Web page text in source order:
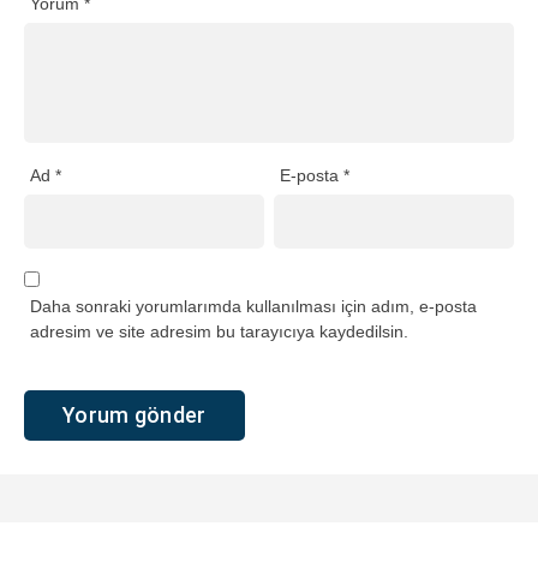
Yorum *
Ad * E-posta*
Daha sonraki yorumlarımda kullanılması için adım, e-posta
adresim ve site adresim bu tarayıcıya kaydedilsin.